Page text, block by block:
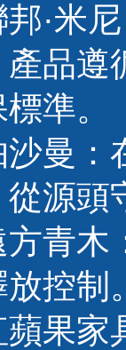
邦·米
產品遵
準。
沙曼
從源頭
方青
放控制
蘋果